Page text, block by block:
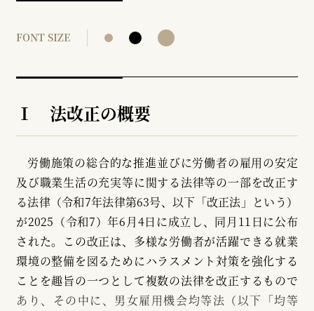
FONT SIZE
Ⅰ 法改正の概要
労働施策の総合的な推進並びに労働者の雇用の安定
及び職業生活の充実等に関する法律等の一部を改正す
る法律（令和7年法律第63号、以下「改正法」という）
が2025（令和7）年6月4日に成立し、同月11日に公布
された。この改正は、多様な労働者が活躍できる就業
環境の整備を図るためにハラスメント対策を強化する
ことを趣旨の一つとして複数の法律を改正するもので
あり、その中に、男女雇用機会均等法（以下「均等